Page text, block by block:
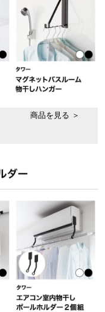
商品を見る ＞